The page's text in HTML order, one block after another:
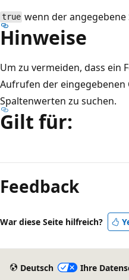
true wenn der
Hinweise
Um zu vermeiden, dass ein
Aufrufen der eingegebenen
Spaltenwerten zu suchen.
Gilt für:
deaktiviert
Feedback
War diese Seite hilfreich?
Deutsch Ihre